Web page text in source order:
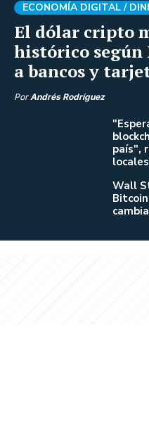
El dólar cripto
histórico según
a bancos y
ECONOMÍA DIGITAL /
PorAndrés Rodríguez
país",
locales
Wall